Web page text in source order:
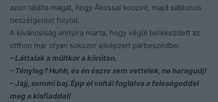
azon találta magát, hogy Ákossal koccint, majd sablonos
beszélgetést folytat.
A kíváncsiság annyira marta, hogy végül belekezdett az
otthon már olyan sokszor elképzelt párbeszédbe:
– Láttalak a múltkor a körúton.
– Tényleg? Huhh, és én észre sem vettelek, ne haragudj!
– Jajj, semmi baj. Épp el voltál foglalva a feleségeddel
meg a kisfiaddal!